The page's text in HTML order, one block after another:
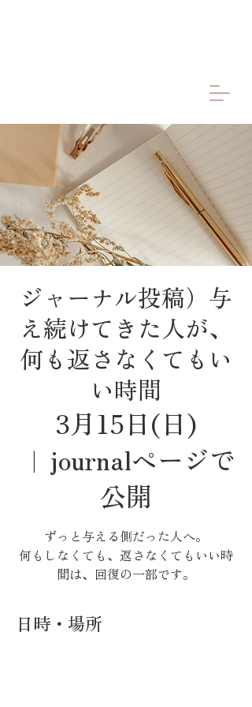
ジャーナル投稿）与
え続けてきた人が、
何も返さなくてもい
い時間
3月15日(日)
  |
journalページで
公開
ずっと与える側だった人へ。
何もしなくても、返さなくてもいい時
間は、回復の一部です。
日時・場所